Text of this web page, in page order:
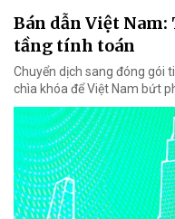
Bán dẫn Việt Nam:
tầng tính toán
Chuyển dịch sang đóng gói
chìa khóa để Việt Nam bứt